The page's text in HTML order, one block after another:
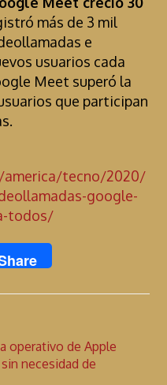
más de 3 mil
e
usuarios cada
Meet superó la
que participan
tecno/2020/
google-
todos/
operativo de Apple
necesidad de